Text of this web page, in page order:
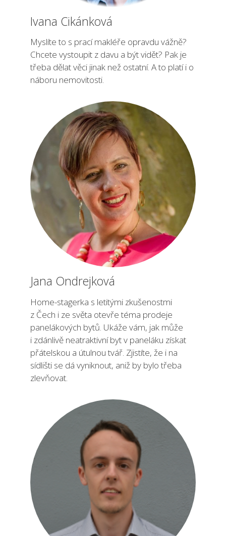
Ivana Cikánková
Myslíte to s prací makléře opravdu vážně?
Chcete vystoupit z davu a být vidět? Pak je
třeba dělat věci jinak než ostatní. A to platí i o
náboru nemovitosti.
Jana Ondrejková
Home-stagerka s letitými zkušenostmi
z Čech i ze světa otevře téma prodeje
panelákových bytů. Ukáže vám, jak může
i zdánlivě neatraktivní byt v paneláku získat
přátelskou a útulnou tvář. Zjistíte, že i na
sídlišti se dá vyniknout, aniž by bylo třeba
zlevňovat.